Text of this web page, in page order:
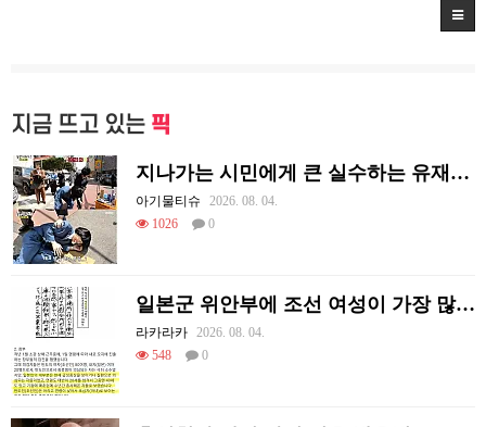
지금 뜨고 있는 픽
지나가는 시민에게 큰 실수하는 유재석.jpg
아기물티슈
2026. 08. 04.
1026
0
일본군 위안부에 조선 여성이 가장 많았던 이유
라카라카
2026. 08. 04.
548
0